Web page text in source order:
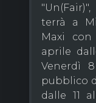
terrà a
Maxi
aprile
Venerdì
pubblico
dalle 11